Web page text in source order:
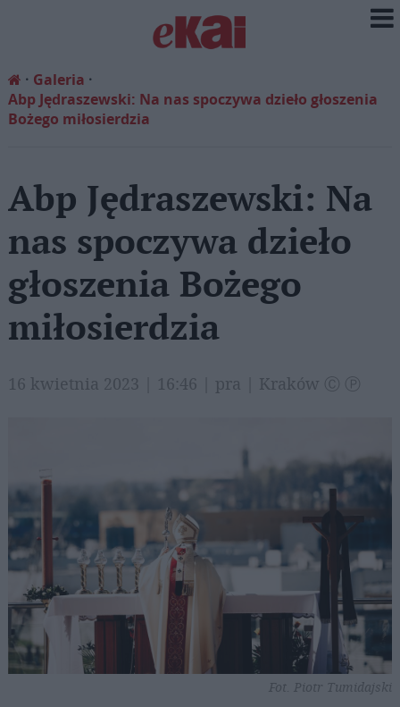
Galeria
Abp Jędraszewski: Na nas spoczywa dzieło głoszenia
Bożego miłosierdzia
Abp Jędraszewski: Na
nas spoczywa dzieło
głoszenia Bożego
miłosierdzia
16 kwietnia 2023 | 16:46 | pra | Kraków Ⓒ Ⓟ
Fot. Piotr Tumidajski